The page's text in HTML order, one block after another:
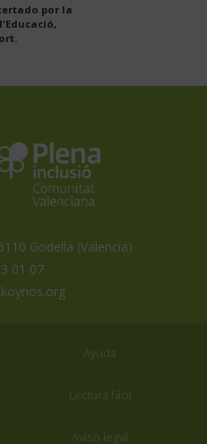
por la
Coopertiva
Valenciana
miembro
Inclusión
Comunidad
Valenciana
Godella (Valencia)
01 07
Ayuda
Lectura fácil
Aviso legal